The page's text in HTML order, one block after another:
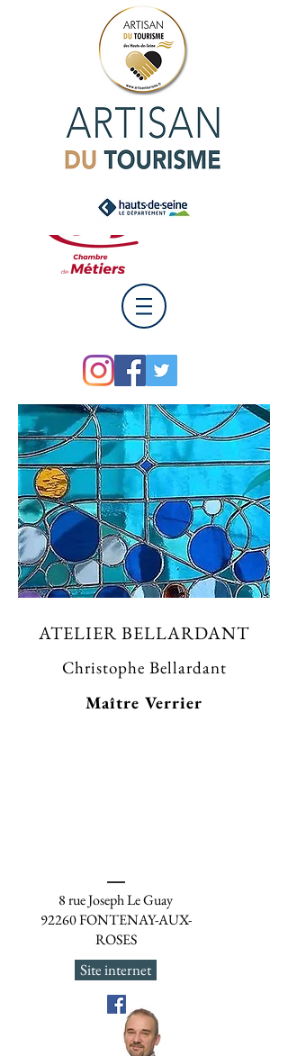
ATELIER BELLARDANT
Christophe Bellardant
Maître Verrier
8 rue Joseph Le Guay
92260 FONTENAY-AUX-
ROSES
Site internet